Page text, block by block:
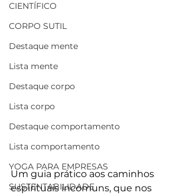
CIENTÍFICO
CORPO SUTIL
Destaque mente
Lista mente
Destaque corpo
Lista corpo
Destaque comportamento
Lista comportamento
YOGA PARA EMPRESAS
SUSTENTABILIDADE
Um guia prático aos caminhos
espirituais incomuns, que nos